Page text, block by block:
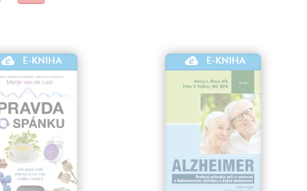
E-KNIHA E-KNIHA